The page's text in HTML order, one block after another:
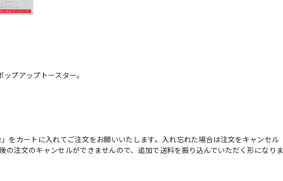
プアップトースター。
をカートに入れてご注文をお願いいたします。入れ忘れた場合は注文をキャンセル
の注文のキャンセルができませんので、追加で送料を振り込んでいただく形になりま